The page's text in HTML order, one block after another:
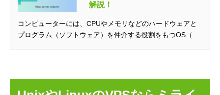
解説！
コンピューターには、CPUやメモリなどのハードウェアと
プログラム（ソフトウェア）を仲介する役割をもつOS（オ